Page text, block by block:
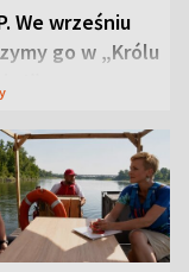
We wrześniu
go w „Królu
I”